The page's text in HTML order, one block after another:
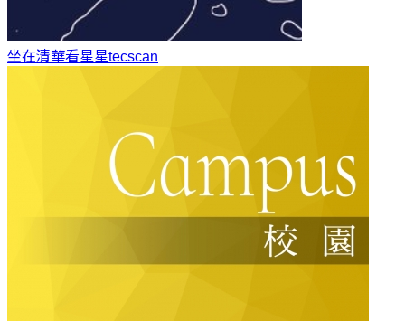
坐在清華看星星tecscan